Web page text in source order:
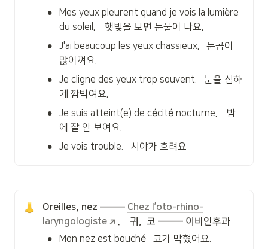
•
Mes yeux pleurent quand je vois la lumière
du soleil.    햇빛을 보면 눈물이 나요.
•
J'ai beaucoup les yeux chassieux.   눈곱이
많이껴요.
•
Je cligne des yeux trop souvent.   눈을 심하
게 깜박여요.
•
Je suis atteint(e) de cécité nocturne.    밤
에 잘 안 보여요.
• Je vois trouble.   시야가 흐려요
Oreilles, nez ——— Chez l’oto-rhino-
laryngologiste
.    귀,  코 ——— 이비인후과
• Mon nez est bouché   코가 막혔어요.